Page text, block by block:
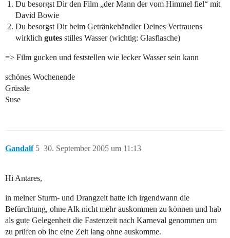
Du besorgst Dir den Film „der Mann der vom Himmel fiel“ mit
David Bowie
Du besorgst Dir beim Getränkehändler Deines Vertrauens
wirklich gutes stilles Wasser (wichtig: Glasflasche)
=> Film gucken und feststellen wie lecker Wasser sein kann
schönes Wochenende
Grüssle
Suse
Gandalf 30. September 2005 um 11:13
5
Hi Antares,
in meiner Sturm- und Drangzeit hatte ich irgendwann die
Befürchtung, ohne Alk nicht mehr auskommen zu können und hab
als gute Gelegenheit die Fastenzeit nach Karneval genommen um
zu prüfen ob ihc eine Zeit lang ohne auskomme.